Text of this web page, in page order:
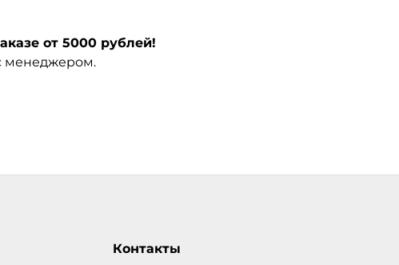
от 5000 рублей!
менеджером.
Контакты